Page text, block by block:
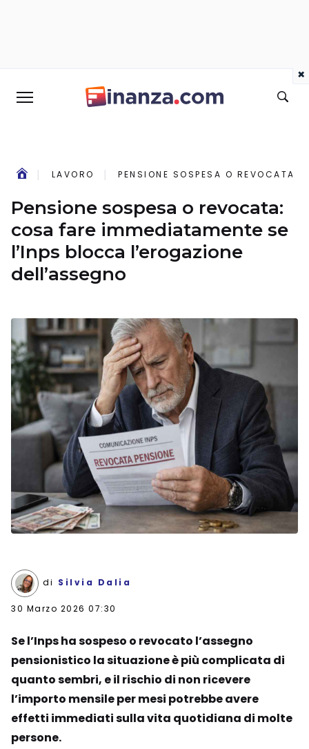
LAVORO PENSIONE SOSPESA O REVOCATA:
Pensione sospesa o revocata:
cosa fare immediatamente se
l’Inps blocca l’erogazione
dell’assegno
di Silvia Dalia
30 Marzo 2026 07:30
Se l’Inps ha sospeso o revocato l’assegno
pensionistico la situazione è più complicata di
quanto sembri, e il rischio di non ricevere
l’importo mensile per mesi potrebbe avere
effetti immediati sulla vita quotidiana di molte
persone.
×